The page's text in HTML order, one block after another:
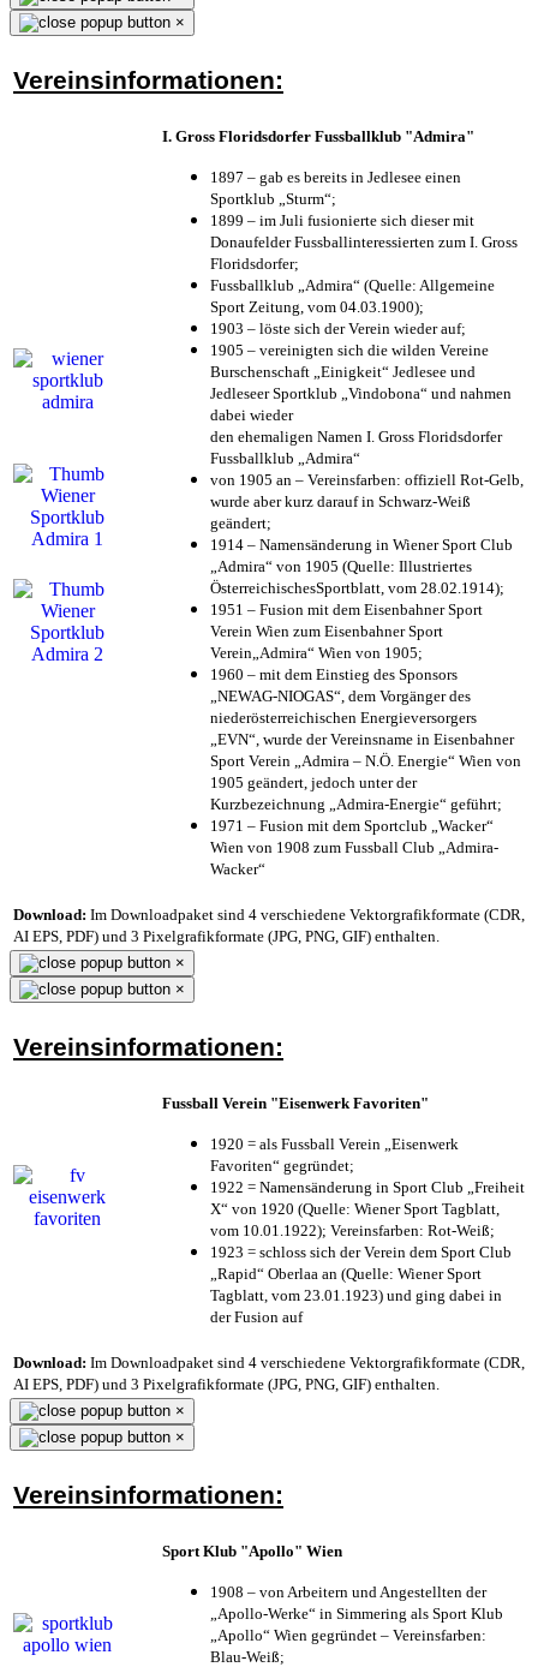
×
Vereinsinformationen:
I. Gross Floridsdorfer Fussballklub "Admira"
1897 – gab es bereits in Jedlesee einen
Sportklub „Sturm“;
1899 – im Juli fusionierte sich dieser mit
Donaufelder Fussballinteressierten zum I. Gross
Floridsdorfer;
Fussballklub „Admira“ (Quelle: Allgemeine
Sport Zeitung, vom 04.03.1900);
1903 – löste sich der Verein wieder auf;
1905 – vereinigten sich die wilden Vereine
Burschenschaft „Einigkeit“ Jedlesee und
Jedleseer Sportklub „Vindobona“ und nahmen
dabei wieder
den ehemaligen Namen I. Gross Floridsdorfer
Fussballklub „Admira“
von 1905 an – Vereinsfarben: offiziell Rot-Gelb,
wurde aber kurz darauf in Schwarz-Weiß
geändert;
1914 – Namensänderung in Wiener Sport Club
„Admira“ von 1905 (Quelle: Illustriertes
ÖsterreichischesSportblatt, vom 28.02.1914);
1951 – Fusion mit dem Eisenbahner Sport
Verein Wien zum Eisenbahner Sport
Verein„Admira“ Wien von 1905;
1960 – mit dem Einstieg des Sponsors
„NEWAG-NIOGAS“, dem Vorgänger des
niederösterreichischen Energieversorgers
„EVN“, wurde der Vereinsname in Eisenbahner
Sport Verein „Admira – N.Ö. Energie“ Wien von
1905 geändert, jedoch unter der
Kurzbezeichnung „Admira-Energie“ geführt;
1971 – Fusion mit dem Sportclub „Wacker“
Wien von 1908 zum Fussball Club „Admira-
Wacker“
Download: Im Downloadpaket sind 4 verschiedene Vektorgrafikformate (CDR,
AI EPS, PDF) und 3 Pixelgrafikformate (JPG, PNG, GIF) enthalten.
×
×
Vereinsinformationen:
Fussball Verein "Eisenwerk Favoriten"
1920 = als Fussball Verein „Eisenwerk
Favoriten“ gegründet;
1922 = Namensänderung in Sport Club „Freiheit
X“ von 1920 (Quelle: Wiener Sport Tagblatt,
vom 10.01.1922); Vereinsfarben: Rot-Weiß;
1923 = schloss sich der Verein dem Sport Club
„Rapid“ Oberlaa an (Quelle: Wiener Sport
Tagblatt, vom 23.01.1923) und ging dabei in
der Fusion auf
Download: Im Downloadpaket sind 4 verschiedene Vektorgrafikformate (CDR,
AI EPS, PDF) und 3 Pixelgrafikformate (JPG, PNG, GIF) enthalten.
×
×
Vereinsinformationen:
Sport Klub "Apollo" Wien
1908 – von Arbeitern und Angestellten der
„Apollo-Werke“ in Simmering als Sport Klub
„Apollo“ Wien gegründet – Vereinsfarben:
Blau-Weiß;